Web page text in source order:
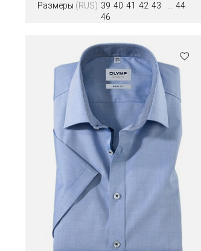
Размеры (RUS) 39 40 41 42 43
44
46